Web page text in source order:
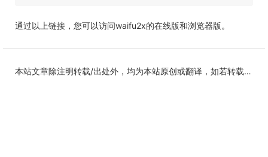
通过以上链接，您可以访问waifu2x的在线版和浏览器版。
本站文章除注明转载/出处外，均为本站原创或翻译，如若转载，请注明出处。